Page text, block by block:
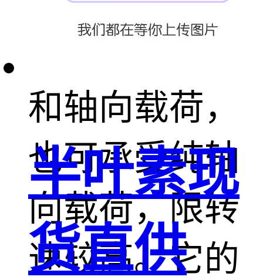
和轴向载荷，
也可承受纯轴
向载荷，限转
速较高。它的
半叶素现
货直供